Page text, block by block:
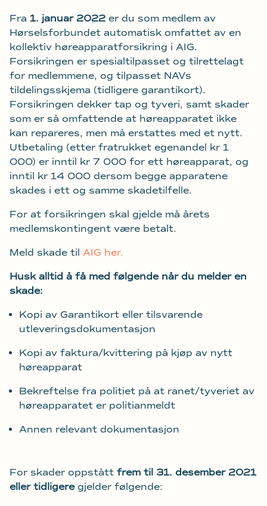
Fra 1. januar 2022 er du som medlem av
Hørselsforbundet automatisk omfattet av en
kollektiv høreapparatforsikring i AIG.
Forsikringen er spesialtilpasset og tilrettelagt
for medlemmene, og tilpasset NAVs
tildelingsskjema (tidligere garantikort).
Forsikringen dekker tap og tyveri, samt skader
som er så omfattende at høreapparatet ikke
kan repareres, men må erstattes med et nytt.
Utbetaling (etter fratrukket egenandel kr 1
000) er inntil kr 7 000 for ett høreapparat, og
inntil kr 14 000 dersom begge apparatene
skades i ett og samme skadetilfelle.
For at forsikringen skal gjelde må årets
medlemskontingent være betalt.
Meld skade til AIG her.
Husk alltid å få med følgende når du melder en
skade:
Kopi av Garantikort eller tilsvarende
utleveringsdokumentasjon
Kopi av faktura/kvittering på kjøp av nytt
høreapparat
Bekreftelse fra politiet på at ranet/tyveriet av
høreapparatet er politianmeldt
Annen relevant dokumentasjon
For skader oppstått frem til 31. desember 2021
eller tidligeregjelder følgende: